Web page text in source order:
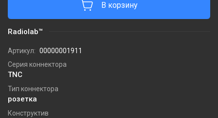
В корзину
Radiolab™
Артикул: 00000001911
Серия коннектора
TNC
Тип коннектора
розетка
Конструктив